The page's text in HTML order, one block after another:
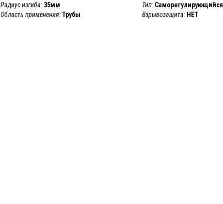
Радиус изгиба: 35мм Тип: Саморегулирующийся
Область применения: Трубы Взрывозащита: НЕТ